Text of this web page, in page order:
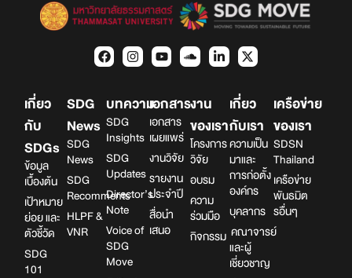
เกี่ยว
กับ
SDGs
ข้อมูล
เบื้องต้น
เป้าหมาย
ย่อย และ
ตัวชี้วัด
SDG
101
SDG
News
SDG
News
SDG
Recomments
HLPF &
VNR
บทความ
SDG
Insights
SDG
Updates
Director’s
Note
Voice of
SDG
Move
เอกสาร
เอกสาร
เผยแพร่
งานวิจัย
รายงาน
ประจำปี
สื่อนำ
เสนอ
งาน
ของเรา
โครงการ
วิจัย
อบรม
ความ
ร่วมมือ
กิจกรรม
เกี่ยว
กับเรา
ความเป็น
มาและ
การก่อตั้ง
องค์กร
บุคลากร
คณาจารย์
และผู้
เชี่ยวชาญ
เครือข่าย
ของเรา
SDSN
Thailand
เครือข่าย
พันธมิต
รอื่นๆ